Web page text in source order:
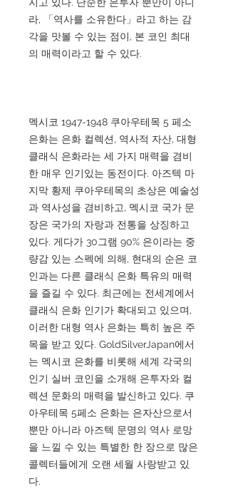
라, 「역사를 소유한다」라고 하는 감
각을 맛볼 수 있는 점이, 본 코인 최대
의 매력이라고 할 수 있다.
멕시코 1947-1948 쿠아우테목 5 페소
은화는 은화 컬렉션, 역사적 자산, 대형
클래식 은화라는 세 가지 매력을 겸비
한 매우 인기있는 동전이다. 아즈텍 마
지막 황제 쿠아우테목의 초상은 예술성
과 역사성을 겸비하고, 멕시코 국가 문
장은 국가의 자랑과 전통을 상징하고
있다. 게다가 30그램 90% 은이라는 중
량감 있는 스펙에 의해, 현대의 순은 코
인과는 다른 클래식 은화 특유의 매력
을 즐길 수 있다. 최근에는 전세계에서
클래식 은화 인기가 확대되고 있으며,
이러한 대형 역사 은화는 특히 높은 주
목을 받고 있다. GoldSilverJapan에서
는 멕시코 은화를 비롯해 세계 각국의
인기 실버 코인을 소개해 은투자와 컬
렉션 문화의 매력을 발신하고 있다. 쿠
아우테목 5페소 은화는 은자산으로서
뿐만 아니라 아즈텍 문명의 역사 로망
을 느낄 수 있는 특별한 한 장으로 많은
콜렉터들에게 오랜 세월 사랑받고 있
다.